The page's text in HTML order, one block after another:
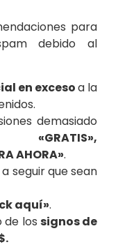
para
debido al
en excesoa la
demasiado
«GRATIS»,
AHORA».
seguir que sean
aquí».
de los signos de